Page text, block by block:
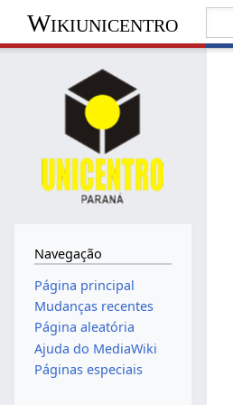
Wikiunicentro
Navegação
Página principal
Mudanças recentes
Página aleatória
Ajuda do MediaWiki
Páginas especiais